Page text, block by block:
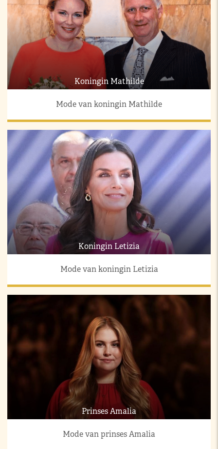
Koningin Mathilde
Mode van koningin Mathilde
Koningin Letizia
Mode van koningin Letizia
Prinses Amalia
Mode van prinses Amalia